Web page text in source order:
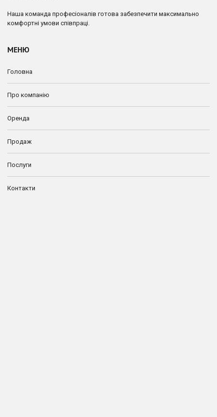
Наша команда професіоналів готова забезпечити максимально
комфортні умови співпраці.
МЕНЮ
Головна
Про компанію
Оренда
Продаж
Послуги
Контакти